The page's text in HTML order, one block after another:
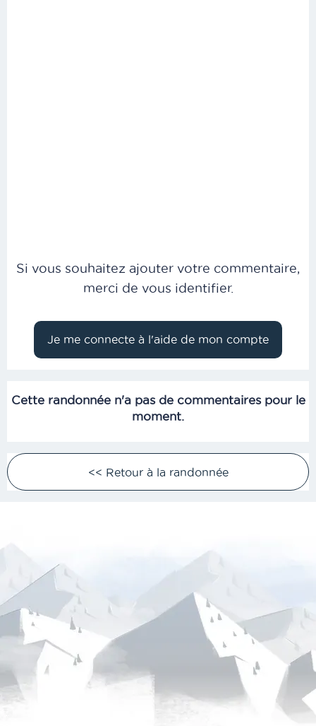
Si vous souhaitez ajouter votre commentaire,
merci de vous identifier.
Cette randonnée n'a pas de commentaires pour le
moment.
<< Retour à la randonnée